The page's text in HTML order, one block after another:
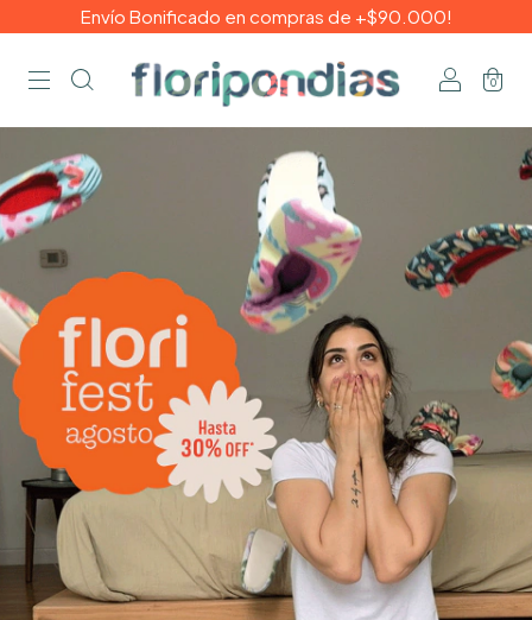
Envío Bonificado en compras de +$90.000!
0